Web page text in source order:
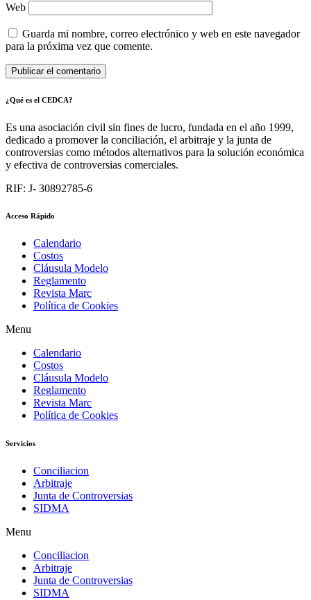
Web
Guarda mi nombre, correo electrónico y web en este navegador
para la próxima vez que comente.
¿Qué es el CEDCA?
Es una asociación civil sin fines de lucro, fundada en el año 1999,
dedicado a promover la conciliación, el arbitraje y la junta de
controversias como métodos alternativos para la solución económica
y efectiva de controversias comerciales.
RIF: J- 30892785-6
Acceso Rápido
Calendario
Costos
Cláusula Modelo
Reglamento
Revista Marc
Política de Cookies
Menu
Calendario
Costos
Cláusula Modelo
Reglamento
Revista Marc
Política de Cookies
Servicios
Conciliacion
Arbitraje
Junta de Controversias
SIDMA
Menu
Conciliacion
Arbitraje
Junta de Controversias
SIDMA